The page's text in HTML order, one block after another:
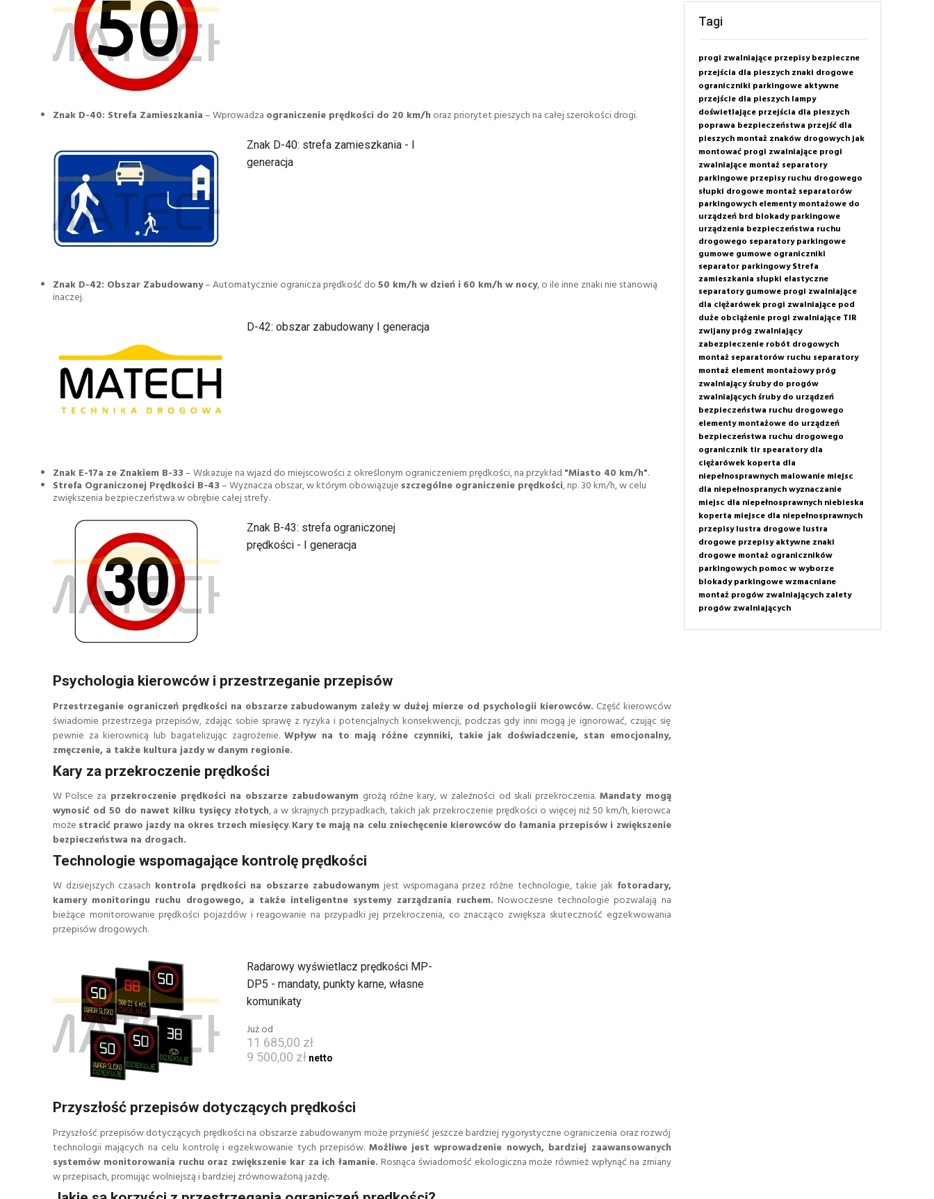
Znak D-40: Strefa Zamieszkania– Wprowadza ograniczenie prędkości do 20 km/h oraz priorytet pieszych na całej szerokości drogi.
Znak D-40: strefa zamieszkania - I
generacja
Znak D-42: Obszar Zabudowany– Automatycznie ogranicza prędkość do50 km/h w dzień i 60 km/h w nocy, o ile inne znaki nie stanowią
inaczej.
D-42: obszar zabudowany I generacja
Znak E-17a ze Znakiem B-33– Wskazuje na wjazd do miejscowości z określonym ograniczeniem prędkości, na przykład "Miasto 40 km/h".
Strefa Ograniczonej Prędkości B-43– Wyznacza obszar, w którym obowiązuje szczególne ograniczenie prędkości, np. 30 km/h, w celu
zwiększenia bezpieczeństwa w obrębie całej strefy.
Znak B-43: strefa ograniczonej
prędkości - I generacja
Psychologia kierowców i przestrzeganie przepisów
Przestrzeganie ograniczeń prędkości na obszarze zabudowanym zależy w dużej mierze od psychologii kierowców. Część kierowców
świadomie przestrzega przepisów, zdając sobie sprawę z ryzyka i potencjalnych konsekwencji, podczas gdy inni mogą je ignorować, czując się
pewnie za kierownicą lub bagatelizując zagrożenie.Wpływ na to mają różne czynniki, takie jak doświadczenie, stan emocjonalny,
zmęczenie, a także kultura jazdy w danym regionie.
Kary za przekroczenie prędkości
W Polsce za przekroczenie prędkości na obszarze zabudowanym grożą różne kary, w zależności od skali przekroczenia.Mandaty mogą
wynosić od 50 do nawet kilku tysięcy złotych, a w skrajnych przypadkach, takich jak przekroczenie prędkości o więcej niż 50 km/h, kierowca
może stracić prawo jazdy na okres trzech miesięcy.Kary te mają na celu zniechęcenie kierowców do łamania przepisów i zwiększenie
bezpieczeństwa na drogach.
Technologie wspomagające kontrolę prędkości
W dzisiejszych czasach kontrola prędkości na obszarze zabudowanym jest wspomagana przez różne technologie, takie jak fotoradary,
kamery monitoringu ruchu drogowego, a także inteligentne systemy zarządzania ruchem. Nowoczesne technologie pozwalają na
bieżące monitorowanie prędkości pojazdów i reagowanie na przypadki jej przekroczenia, co znacząco zwiększa skuteczność egzekwowania
przepisów drogowych.
Radarowy wyświetlacz prędkości MP-
DP5 - mandaty, punkty karne, własne
komunikaty
Już od
11 685,00 zł
9 500,00 zł
Przyszłość przepisów dotyczących prędkości
Przyszłość przepisów dotyczących prędkości na obszarze zabudowanym może przynieść jeszcze bardziej rygorystyczne ograniczenia oraz rozwój
technologii mających na celu kontrolę i egzekwowanie tych przepisów. Możliwe jest wprowadzenie nowych, bardziej zaawansowanych
systemów monitorowania ruchu oraz zwiększenie kar za ich łamanie. Rosnąca świadomość ekologiczna może również wpłynąć na zmiany
w przepisach, promując wolniejszą i bardziej zrównoważoną jazdę.
Tagi
progi zwalniające przepisy bezpieczne
przejścia dla pieszych znaki drogowe
ograniczniki parkingowe aktywne
przejście dla pieszych lampy
doświetlające przejścia dla pieszych
poprawa bezpieczeństwa przejść dla
pieszych montaż znaków drogowychjak
montować progi zwalniające progi
zwalniające montaż separatory
parkingowe przepisy ruchu drogowego
słupki drogowe montaż separatorów
parkingowych elementy montażowe do
urządzeń brd blokady parkingowe
urządzenia bezpieczeństwa ruchu
drogowego separatory parkingowe
gumowe gumowe ograniczniki
separator parkingowy Strefa
zamieszkania słupki elastyczne
separatory gumowe progi zwalniające
dla ciężarówek progi zwalniające pod
duże obciążenie progi zwalniające TIR
zwijany próg zwalniający
zabezpieczenie robót drogowych
montaż separatorów ruchu separatory
montaż element montażowy próg
zwalniającyśruby do progów
zwalniającychśruby do urządzeń
bezpieczeństwa ruchu drogowego
elementy montażowe do urządzeń
bezpieczeństwa ruchu drogowego
ogranicznik tir spearatory dla
ciężarówek koperta dla
niepełnosprawnych malowanie miejsc
dla niepełnospranychwyznaczanie
miejsc dla niepełnosprawnych niebieska
koperta miejsce dla niepełnosprawnych
przepisy lustra drogowe lustra
drogowe przepisy aktywne znaki
drogowe montaż ograniczników
parkingowych pomoc w wyborze
blokady parkingowe wzmacniane
montaż progów zwalniających zalety
progów zwalniających